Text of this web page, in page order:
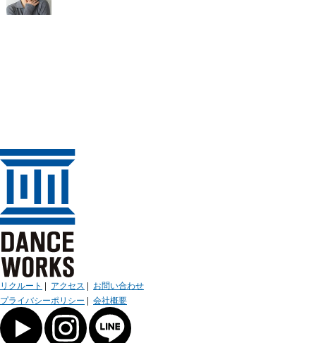
リクルート | アクセス | お問い合わせ
プライバシーポリシー | 会社概要